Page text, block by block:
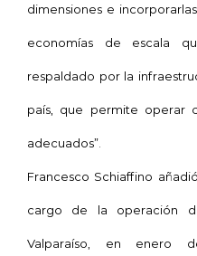
dimensiones e
economías de escala
respaldado por la
país, que permite operar
adecuados”.
Francesco Schiaffino
cargo de la operación
Valparaíso, en enero